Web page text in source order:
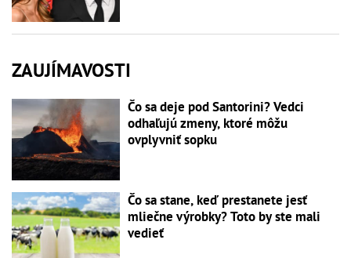
ZAUJÍMAVOSTI
Čo sa deje pod Santorini? Vedci
odhaľujú zmeny, ktoré môžu
ovplyvniť sopku
Čo sa stane, keď prestanete jesť
mliečne výrobky? Toto by ste mali
vedieť